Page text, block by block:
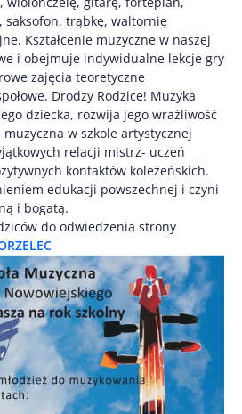
saksofon, trąbkę, waltornię
Kształcenie muzyczne w naszej
i obejmuje indywidualne lekcje gry
zajęcia teoretyczne
Drodzy Rodzice! Muzyka
dziecka, rozwija jego wrażliwość
muzyczna w szkole artystycznej
relacji mistrz- uczeń
kontaktów koleżeńskich.
edukacji powszechnej i czyni
i bogatą.
do odwiedzenia strony